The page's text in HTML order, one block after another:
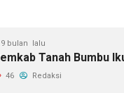
9 bulan lalu
Tanah Bumbu
46 Redaksi